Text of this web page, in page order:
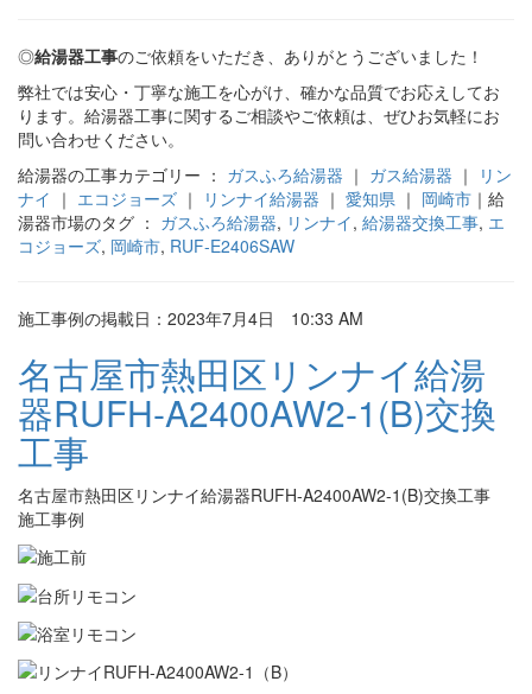
◎給湯器工事のご依頼をいただき、ありがとうございました！
弊社では安心・丁寧な施工を心がけ、確かな品質でお応えしてお
ります。給湯器工事に関するご相談やご依頼は、ぜひお気軽にお
問い合わせください。
給湯器の工事カテゴリー ： ガスふろ給湯器 ｜ ガス給湯器 ｜
リン
ナイ ｜ エコジョーズ ｜ リンナイ給湯器 ｜ 愛知県 ｜ 岡崎市 ｜給
湯器市場のタグ ： ガスふろ給湯器, リンナイ, 給湯器交換工事, エ
コジョーズ, 岡崎市, RUF-E2406SAW
施工事例の掲載日：2023年7月4日 10:33 AM
名古屋市熱田区リンナイ給湯
器RUFH-A2400AW2-1(B)交換
工事
名古屋市熱田区リンナイ給湯器RUFH-A2400AW2-1(B)交換工事
施工事例